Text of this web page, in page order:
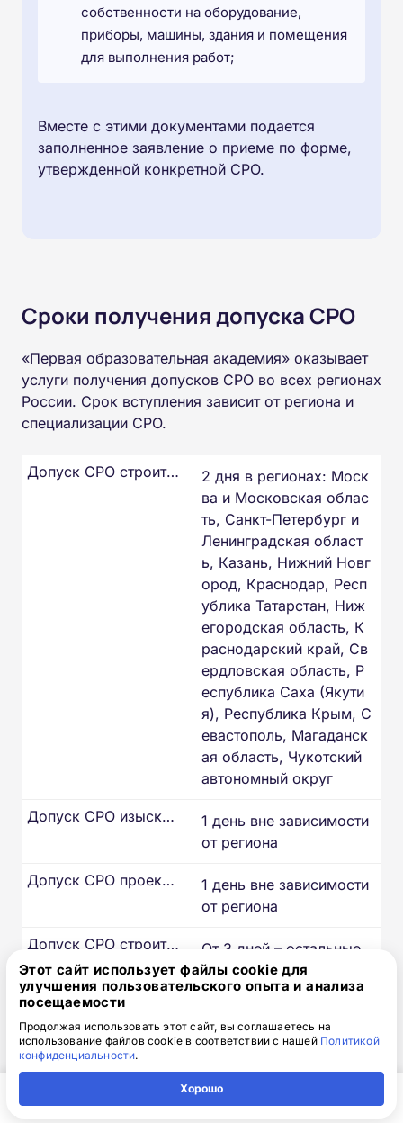
собственности на оборудование,
приборы, машины, здания и помещения
для выполнения работ;
Вместе с этими документами подается
заполненное заявление о приеме по форме,
утвержденной конкретной СРО.
Сроки получения допуска СРО
«Первая образовательная академия» оказывает
услуги получения допусков СРО во всех регионах
России. Срок вступления зависит от региона и
специализации СРО.
2 дня в регионах: Моск
ва и Московская облас
ть, Санкт-Петербург и
Ленинградская област
ь, Казань, Нижний Новг
ород, Краснодар, Респ
ублика Татарстан, Ниж
егородская область, К
раснодарский край, Св
ердловская область, Р
еспублика Саха (Якути
я), Республика Крым, С
евастополь, Магаданск
ая область, Чукотский
автономный округ
Допуск СРО строителей
1 день вне зависимости
от региона
Допуск СРО изыскателей
1 день вне зависимости
от региона
Допуск СРО проектировщиков
От 3 дней – остальные
регионы РФ
Допуск СРО строителей
Допуск СРО проектировщиков
Этот сайт использует файлы cookie для
улучшения пользовательского опыта и анализа
посещаемости
Продолжая использовать этот сайт, вы соглашаетесь на
использование файлов cookie в соответствии с нашей Политикой
конфиденциальности.
Хорошо